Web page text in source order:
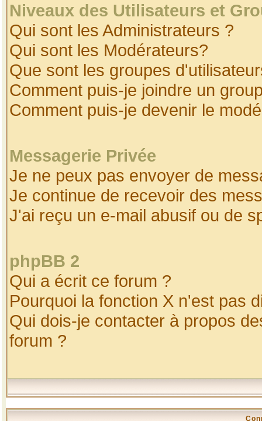
Niveaux des Utilisateurs et
Qui sont les Administrateurs ?
Qui sont les Modérateurs?
Que sont les groupes
Comment puis-je joindre un
Comment puis-je devenir le
Messagerie Privée
Je ne peux pas envoyer de
Je continue de recevoir des
J'ai reçu un e-mail abusif ou de
phpBB 2
Qui a écrit ce forum ?
Pourquoi la fonction X n'est pas
Qui dois-je contacter à propos
forum ?